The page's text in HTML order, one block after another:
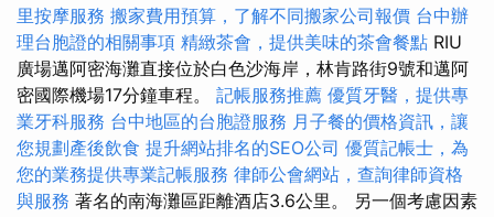
里按摩服務 搬家費用預算，了解不同搬家公司報價 台中辦
理台胞證的相關事項 精緻茶會，提供美味的茶會餐點 RIU
廣場邁阿密海灘直接位於白色沙海岸，林肯路街9號和邁阿
密國際機場17分鐘車程。 記帳服務推薦 優質牙醫，提供專
業牙科服務 台中地區的台胞證服務 月子餐的價格資訊，讓
您規劃產後飲食 提升網站排名的SEO公司 優質記帳士，為
您的業務提供專業記帳服務 律師公會網站，查詢律師資格
與服務 著名的南海灘區距離酒店3.6公里。 另一個考慮因素